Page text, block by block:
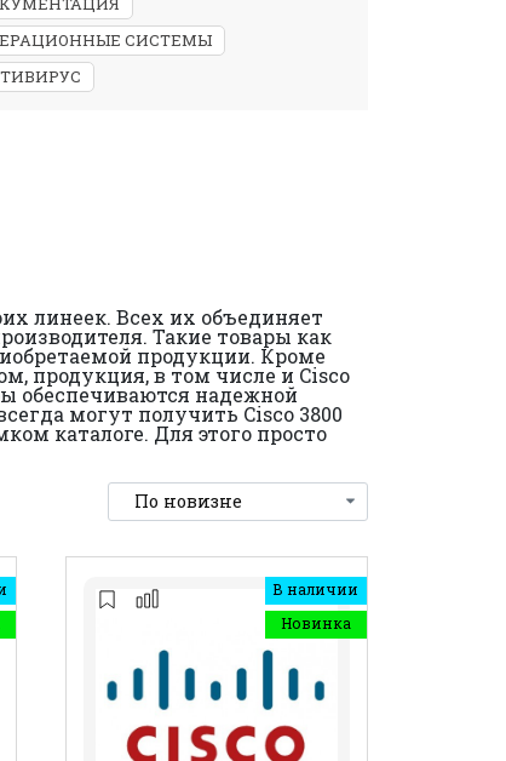
СИСТЕМЫ
линеек. Всех их объединяет
Такие товары как
продукции. Кроме
продукция, в том числе и Cisco
обеспечиваются надежной
могут получить Cisco 3800
каталоге. Для этого просто
В наличии
Новинка